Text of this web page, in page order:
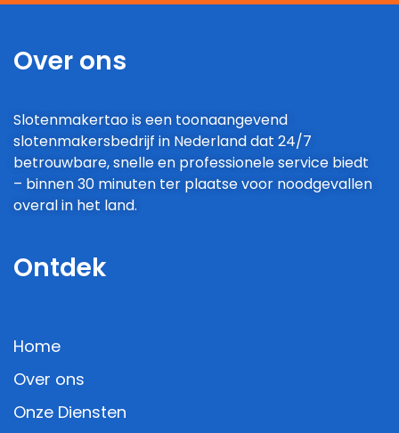
Over ons
Slotenmakertao is een toonaangevend
slotenmakersbedrijf in Nederland dat 24/7
betrouwbare, snelle en professionele service biedt
– binnen 30 minuten ter plaatse voor noodgevallen
overal in het land.
Ontdek
Home
Over ons
Onze Diensten